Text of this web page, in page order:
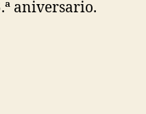
aniversario.